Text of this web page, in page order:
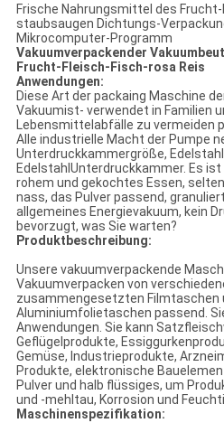
Frische Nahrungsmittel des
staubsaugen Dichtungs-
Mikrocomputer-Programm
Vakuumverpackender
Frucht-Fleisch-Fisch-rosa Reis
Anwendungen:
Diese Art der packaing Maschine
Vakuumist- verwendet in Familien
Lebensmittelabfälle zu vermeiden
Alle industrielle Macht der Pumpe
Unterdruckkammergröße,
EdelstahlUnterdruckkammer. Es
rohem und gekochtes Essen,
nass, das Pulver passend,
allgemeines Energievakuum, kein
bevorzugt, was Sie warten?
Produktbeschreibung:
Unsere vakuumverpackende
Vakuumverpacken von
zusammengesetzten Filmtaschen
Aluminiumfolietaschen passend.
Anwendungen. Sie kann
Geflügelprodukte,
Gemüse, Industrieprodukte,
Produkte, elektronische
Pulver und halb flüssiges, um
und -mehltau, Korrosion und
Maschinenspezifikation: